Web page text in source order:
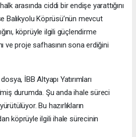
arasında ciddi bir endişe yarattığını
Balıkyolu Köprüsü’nün mevcut
köprüyle ilgili güçlendirme
ve proje safhasının sona erdiğini
İBB Altyapı Yatırımları
durumda. Şu anda ihale süreci
Bu hazırlıkların
köprüyle ilgili ihale sürecinin